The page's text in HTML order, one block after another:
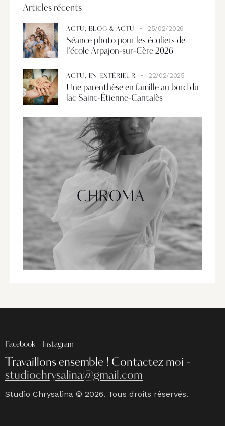
Articles récents
ACTU, BLOG & ACTU 25/02/2026
Séance photo pour les écoliers de
l’école Arpajon-sur-Cère 2026
ACTU, EN EXTÉRIEUR 22/02/2025
Une parenthèse en famille au bord du
lac Saint-Étienne-Cantalès
Facebook Instagram
Travaillons ensemble ! Contactez moi -
studiochrysalina@gmail.com
Studio Chrysalina © 2026. Tous droits réservés.